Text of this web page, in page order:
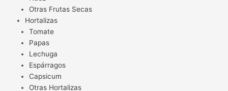
Otras Frutas Secas
Hortalizas
Tomate
Papas
Lechuga
Espárragos
Capsicum
Otras Hortalizas